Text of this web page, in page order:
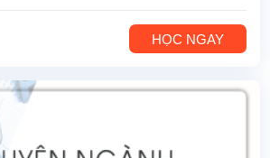
HỌC NGAY